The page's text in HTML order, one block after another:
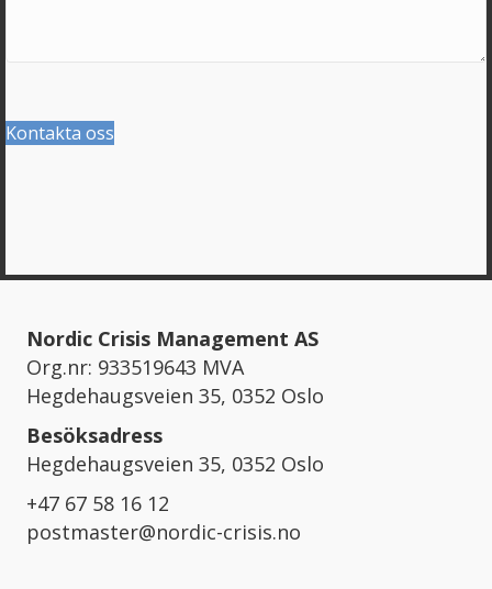
Kontakta oss
Nordic Crisis Management AS
Org.nr: 933519643 MVA
Hegdehaugsveien 35, 0352 Oslo
Besöksadress
Hegdehaugsveien 35, 0352 Oslo
+47 67 58 16 12
postmaster@nordic-crisis.no